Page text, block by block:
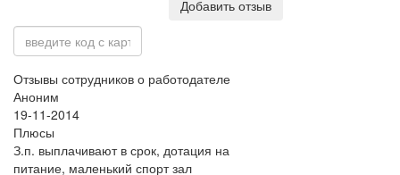
Добавить отзыв
Отзывы сотрудников о работодателе
Аноним
19-11-2014
Плюсы
З.п. выплачивают в срок, дотация на
питание, маленький спорт зал